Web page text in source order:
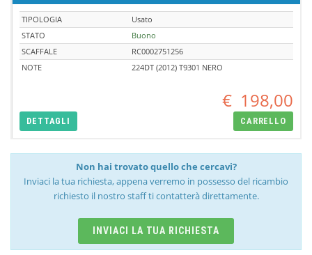
TIPOLOGIA
Usato
STATO
Buono
SCAFFALE
RC0002751256
NOTE
224DT (2012) T9301 NERO
€ 198,00
DETTAGLI CARRELLO
Non hai trovato quello che cercavi?
Inviaci la tua richiesta, appena verremo in possesso del ricambio
richiesto il nostro staff ti contatterà direttamente.
INVIACI LA TUA RICHIESTA